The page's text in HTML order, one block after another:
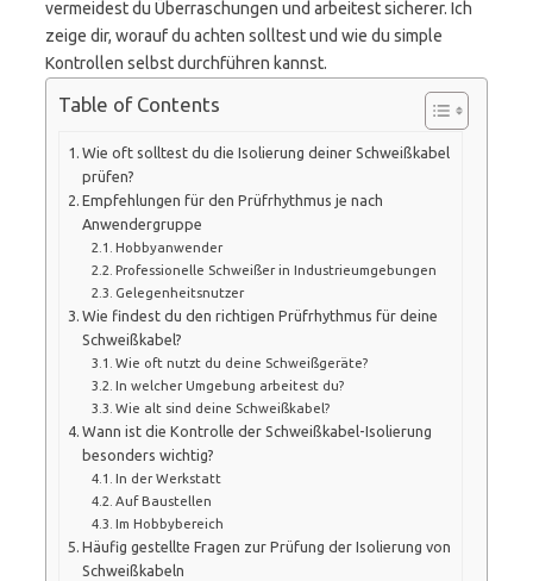
vermeidest du Überraschungen und arbeitest sicherer. Ich
zeige dir, worauf du achten solltest und wie du simple
Kontrollen selbst durchführen kannst.
Table of Contents
Wie oft solltest du die Isolierung deiner Schweißkabel
prüfen?
Empfehlungen für den Prüfrhythmus je nach
Anwendergruppe
Hobbyanwender
Professionelle Schweißer in Industrieumgebungen
Gelegenheitsnutzer
Wie findest du den richtigen Prüfrhythmus für deine
Schweißkabel?
Wie oft nutzt du deine Schweißgeräte?
In welcher Umgebung arbeitest du?
Wie alt sind deine Schweißkabel?
Wann ist die Kontrolle der Schweißkabel-Isolierung
besonders wichtig?
In der Werkstatt
Auf Baustellen
Im Hobbybereich
Häufig gestellte Fragen zur Prüfung der Isolierung von
Schweißkabeln